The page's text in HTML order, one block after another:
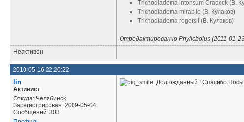
Trichodiadema intonsum Cradock (В.
Trichodiadema mirabile (В. Кулаков)
Trichodiadema rogersii (В. Кулаков)
Отредактированно Phyllobolus (2011-01-
Неактивен
2010-05-16 22:20:22
lin
Активист
Откуда: Челябинск
Зарегистрирован: 2009-05-04
Сообщений: 303
Долгожданный !